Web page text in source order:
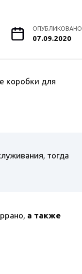
ОПУБЛИКОВАНО
07.09.2020
коробки для
тогда
а также